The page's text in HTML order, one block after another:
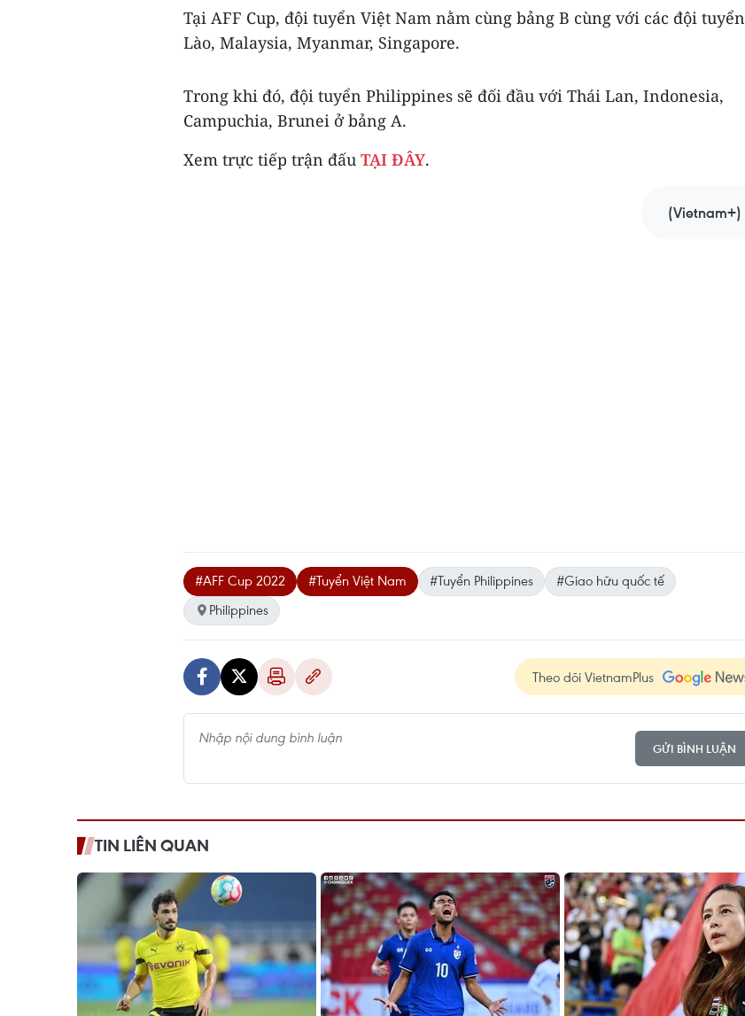
Tại AFF Cup, đội tuyển Việt Nam nằm cùng bảng B cùng với các đội tuyển
Lào, Malaysia, Myanmar, Singapore.
Trong khi đó, đội tuyển Philippines sẽ đối đầu với Thái Lan, Indonesia,
Campuchia, Brunei ở bảng A.
Xem trực tiếp trận đấu TẠI ĐÂY.
(Vietnam+)
#AFF Cup 2022 #Tuyển Việt Nam #Tuyển Philippines
#Giao hữu quốc tế
Philippines
Theo dõi VietnamPlus
GỬI BÌNH LUẬN
TIN LIÊN QUAN